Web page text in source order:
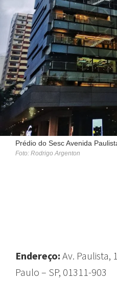
Prédio do Sesc Avenida
Foto: Rodrigo Argenton
Endereço: Av. Paulista,
Paulo – SP, 01311-903